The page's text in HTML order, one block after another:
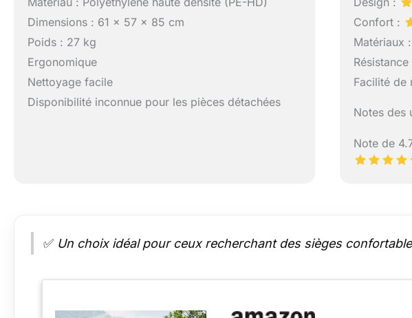
Dimensions : 61 x 57 x 85 cm
Poids : 27 kg
Ergonomique
Nettoyage facile
Disponibilité inconnue pour les pièces détachées
Confort :
Matériaux :
Facilité de
Notes des
Note de
✅ Un choix idéal pour ceux recherchant des sièges